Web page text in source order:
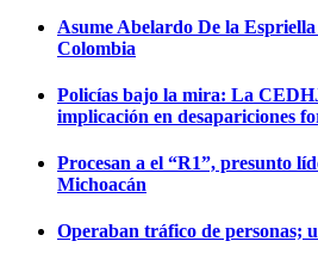
Asume Abelardo De la
Colombia
Policías bajo la mira: La
implicación en desapariciones
Procesan a el “R1”, presunto
Michoacán
Operaban tráfico de personas;